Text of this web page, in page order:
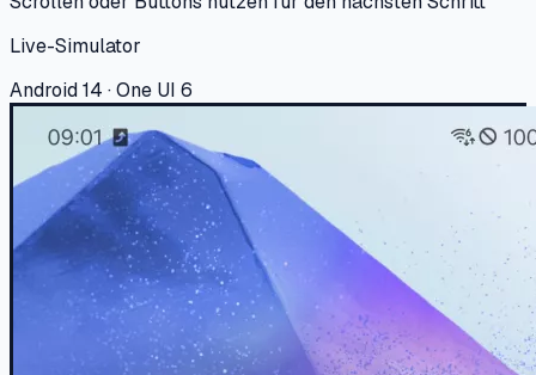
Live-Simulator
Android 14 · One UI 6